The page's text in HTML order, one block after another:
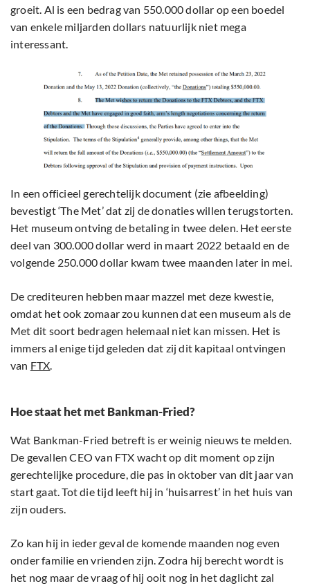
groeit. Al is een bedrag van 550.000 dollar op een boedel
van enkele miljarden dollars natuurlijk niet mega
interessant.
In een officieel gerechtelijk document (zie afbeelding)
bevestigt ‘The Met’ dat zij de donaties willen terugstorten.
Het museum ontving de betaling in twee delen. Het eerste
deel van 300.000 dollar werd in maart 2022 betaald en de
volgende 250.000 dollar kwam twee maanden later in mei.
De crediteuren hebben maar mazzel met deze kwestie,
omdat het ook zomaar zou kunnen dat een museum als de
Met dit soort bedragen helemaal niet kan missen. Het is
immers al enige tijd geleden dat zij dit kapitaal ontvingen
van FTX.
Hoe staat het met Bankman-Fried?
Wat Bankman-Fried betreft is er weinig nieuws te melden.
De gevallen CEO van FTX wacht op dit moment op zijn
gerechtelijke procedure, die pas in oktober van dit jaar van
start gaat. Tot die tijd leeft hij in ‘huisarrest’ in het huis van
zijn ouders.
Zo kan hij in ieder geval de komende maanden nog even
onder familie en vrienden zijn. Zodra hij berecht wordt is
het nog maar de vraag of hij ooit nog in het daglicht zal